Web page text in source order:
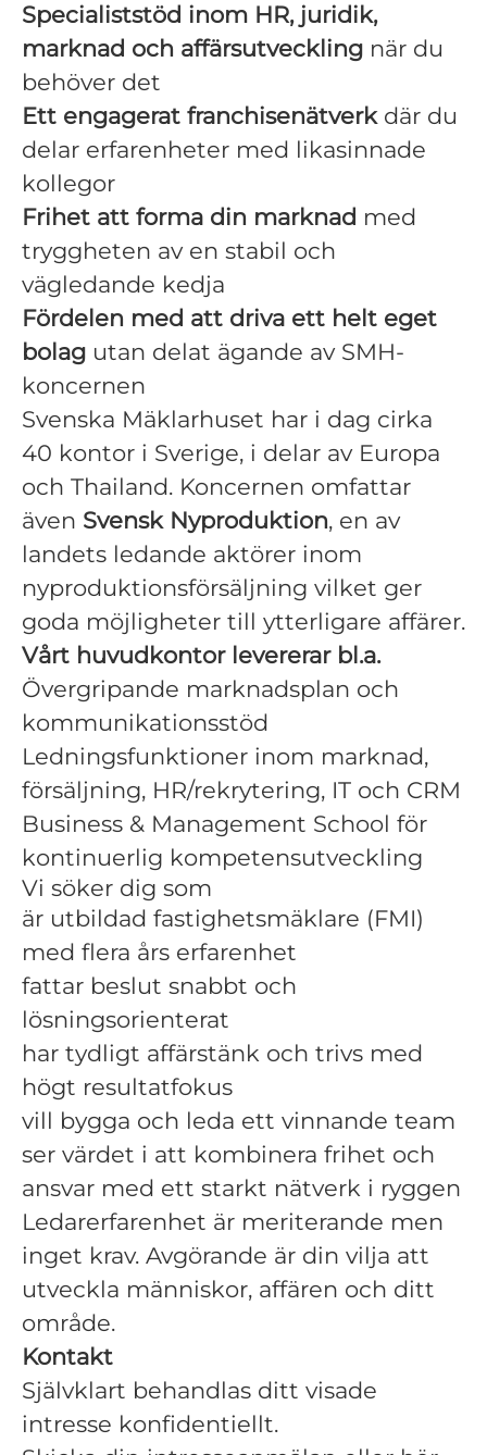
Specialiststöd inom HR, juridik,
marknad och affärsutveckling när du
behöver det
Ett engagerat franchisenätverkdär du
delar erfarenheter med likasinnade
kollegor
Frihet att forma din marknad med
tryggheten av en stabil och
vägledande kedja
Fördelen med att driva ett helt eget
bolag utan delat ägande av SMH-
koncernen
Svenska Mäklarhuset har i dag cirka
40 kontor i Sverige, i delar av Europa
och Thailand. Koncernen omfattar
även Svensk Nyproduktion, en av
landets ledande aktörer inom
nyproduktionsförsäljning vilket ger
goda möjligheter till ytterligare affärer.
Vårt huvudkontor levererar bl.a.
Övergripande marknadsplan och
kommunikationsstöd
Ledningsfunktioner inom marknad,
försäljning, HR/rekrytering, IT och CRM
Business & Management School för
kontinuerlig kompetensutveckling
Vi söker dig som
är utbildad fastighetsmäklare (FMI)
med flera års erfarenhet
fattar beslut snabbt och
lösningsorienterat
har tydligt affärstänk och trivs med
högt resultatfokus
vill bygga och leda ett vinnande team
ser värdet i att kombinera frihet och
ansvar med ett starkt nätverk i ryggen
Ledarerfarenhet är meriterande men
inget krav. Avgörande är din vilja att
utveckla människor, affären och ditt
område.
Kontakt
Självklart behandlas ditt visade
intresse konfidentiellt.